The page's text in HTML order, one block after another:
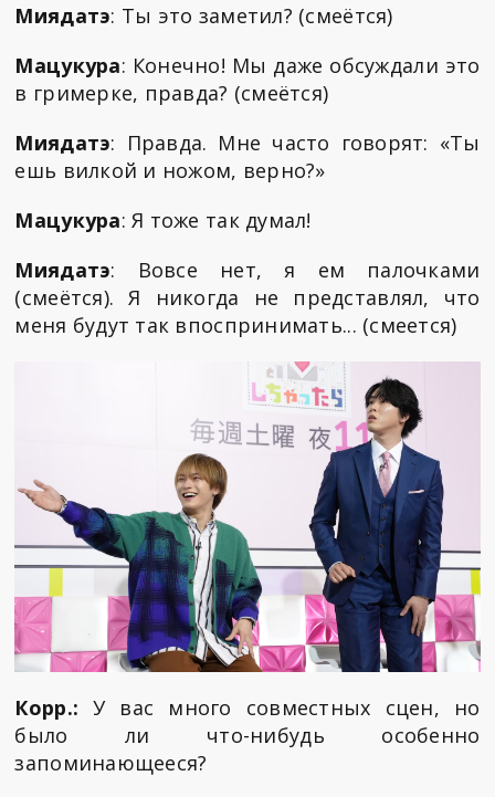
Миядатэ: Ты это заметил? (смеётся)
Мацукура: Конечно! Мы даже обсуждали это
в гримерке, правда? (смеётся)
Миядатэ: Правда. Мне часто говорят: «Ты
ешь вилкой и ножом, верно?»
Мацукура: Я тоже так думал!
Миядатэ: Вовсе нет, я ем палочками
(смеётся). Я никогда не представлял, что
меня будут так впоспринимать... (смеется)
Корр.: У вас много совместных сцен, но
было ли что-нибудь особенно
запоминающееся?